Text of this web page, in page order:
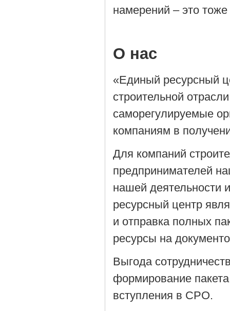
намерений – это
О нас
«Единый ресурсный
строительной
саморегулируемые
компаниям в
Для компаний
предпринимателей
нашей деятельности
ресурсный центр
и отправка полных
ресурсы на
Выгода
формирование
вступления в СРО.